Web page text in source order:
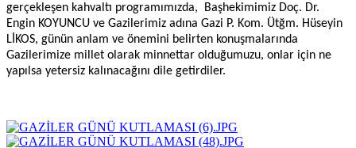
gerçekleşen kahvaltı programımızda,
Başhekimimiz Doç. Dr.
Engin KOYUNCU ve Gazilerimiz adına Gazi P. Kom. Ütğm. Hüseyin
LİKOS, günün anlam ve önemini belirten konuşmalarında
Gazilerimize millet olarak minnettar olduğumuzu, onlar için ne
yapılsa yetersiz kalınacağını dile getirdiler.